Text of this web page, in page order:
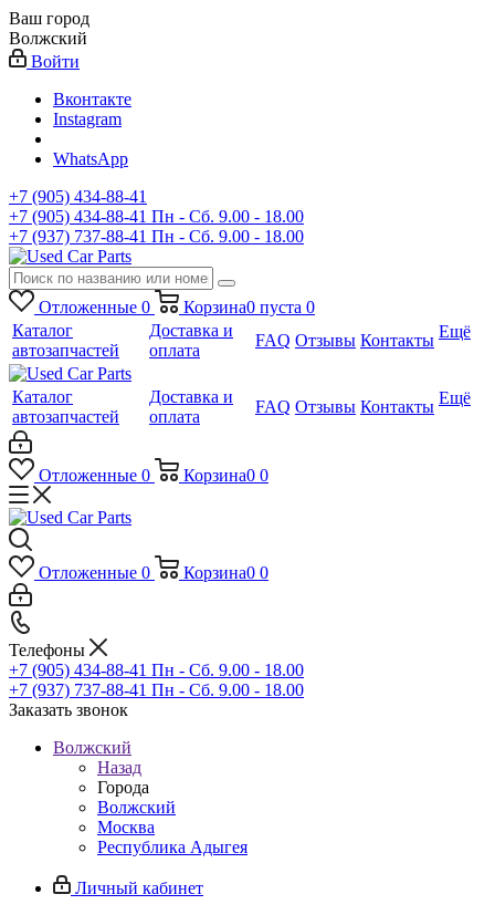
Ваш город
Волжский
Войти
Вконтакте
Instagram
WhatsApp
+7 (905) 434-88-41
+7 (905) 434-88-41 Пн - Сб. 9.00 - 18.00
+7 (937) 737-88-41 Пн - Сб. 9.00 - 18.00
Отложенные 0 Корзина0 пуста 0
Каталог
автозапчастей
Доставка и
оплата
FAQ Отзывы Контакты Ещё
Каталог
автозапчастей
Доставка и
оплата
FAQ Отзывы Контакты Ещё
Отложенные 0 Корзина0 0
Отложенные 0 Корзина0 0
Телефоны
+7 (905) 434-88-41 Пн - Сб. 9.00 - 18.00
+7 (937) 737-88-41 Пн - Сб. 9.00 - 18.00
Заказать звонок
Волжский
Назад
Города
Волжский
Москва
Республика Адыгея
Личный кабинет